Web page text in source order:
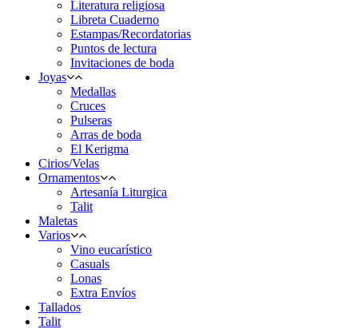
Literatura religiosa
Libreta Cuaderno
Estampas/Recordatorias
Puntos de lectura
Invitaciones de boda
Joyas
Medallas
Cruces
Pulseras
Arras de boda
El Kerigma
Cirios/Velas
Ornamentos
Artesanía Liturgica
Talit
Maletas
Varios
Vino eucarístico
Casuals
Lonas
Extra Envíos
Tallados
Talit